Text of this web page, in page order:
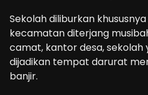
Sekolah diliburkan
kecamatan diterjang
camat, kantor desa, sekolah
dijadikan tempat darurat
banjir.